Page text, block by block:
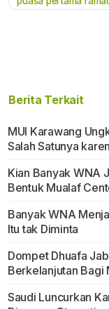
Berita Terkait
MUI Karawang
Salah Satunya
Kian Banyak WNA
Bentuk Mualaf
Banyak WNA
Itu tak Diminta
Dompet Dhuafa
Berkelanjutan Bagi
Saudi Luncurkan